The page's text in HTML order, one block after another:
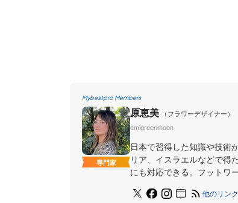
Mybestpro Members
専門家
原恵美
（フラワーデザイナー）
emigreenmoon
日本で習得した知識や技術
リア、イスラエルなどで得
にも対応できる。フットワ
他のリンク